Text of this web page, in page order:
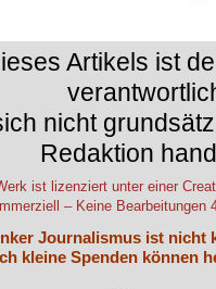
Artikels ist
nicht
Redaktion
ist lizenziert unter einer
– Keine Bearbeitungen
Journalismus ist nicht
kleine Spenden können